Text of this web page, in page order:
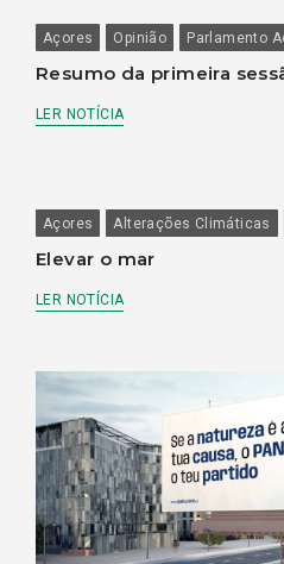
Açores Opinião Parlamento
Resumo da primeira
LER NOTÍCIA
Açores Alterações Climáticas
Elevar o mar
LER NOTÍCIA